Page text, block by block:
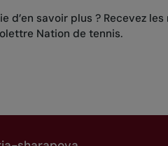
d’en savoir plus ? Recevez
Nation de tennis.